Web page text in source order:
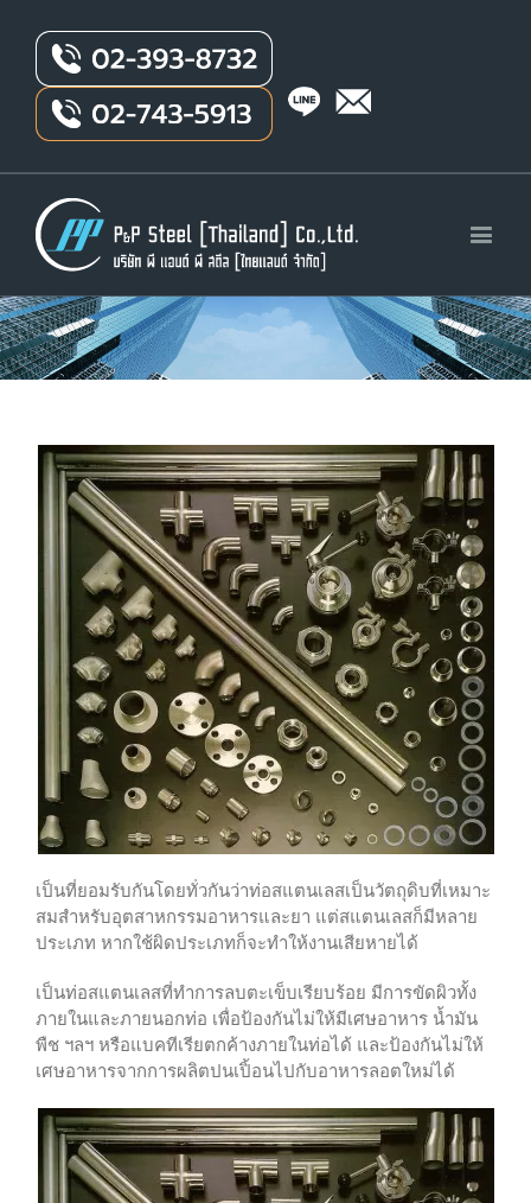
เป็นที่ยอมรับกันโดยทั่วกันว่าท่อสแตนเลสเป็นวัตถุดิบที่เหมาะ
สมสำหรับอุตสาหกรรมอาหารและยา แต่สแตนเลสก็มีหลาย
ประเภท หากใช้ผิดประเภทก็จะทำให้งานเสียหายได้
เป็นท่อสแตนเลสที่ทำการลบตะเข็บเรียบร้อย มีการขัดผิวทั้ง
ภายในและภายนอกท่อ เพื่อป้องกันไม่ให้มีเศษอาหาร น้ำมัน
พืช ฯลฯ หรือแบคทีเรียตกค้างภายในท่อได้ และป้องกันไม่ให้
เศษอาหารจากการผลิตปนเปิ้อนไปกับอาหารลอตใหม่ได้